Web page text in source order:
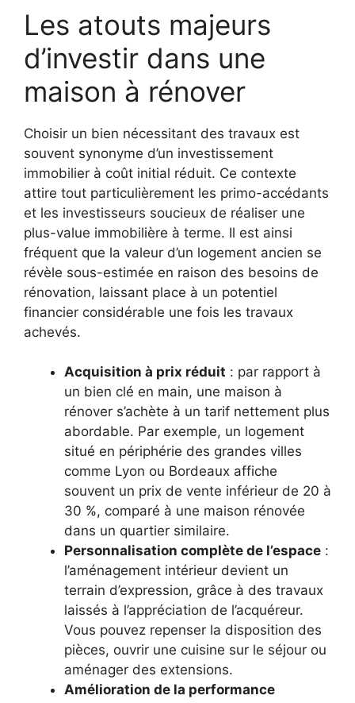
Les atouts majeurs
d’investir dans une
maison à rénover
Choisir un bien nécessitant des travaux est
souvent synonyme d’un investissement
immobilier à coût initial réduit. Ce contexte
attire tout particulièrement les primo-accédants
et les investisseurs soucieux de réaliser une
plus-value immobilière à terme. Il est ainsi
fréquent que la valeur d’un logement ancien se
révèle sous-estimée en raison des besoins de
rénovation, laissant place à un potentiel
financier considérable une fois les travaux
achevés.
Acquisition à prix réduit : par rapport à
un bien clé en main, une maison à
rénover s’achète à un tarif nettement plus
abordable. Par exemple, un logement
situé en périphérie des grandes villes
comme Lyon ou Bordeaux affiche
souvent un prix de vente inférieur de 20 à
30 %, comparé à une maison rénovée
dans un quartier similaire.
Personnalisation complète de l’espace :
l’aménagement intérieur devient un
terrain d’expression, grâce à des travaux
laissés à l’appréciation de l’acquéreur.
Vous pouvez repenser la disposition des
pièces, ouvrir une cuisine sur le séjour ou
aménager des extensions.
Amélioration de la performance